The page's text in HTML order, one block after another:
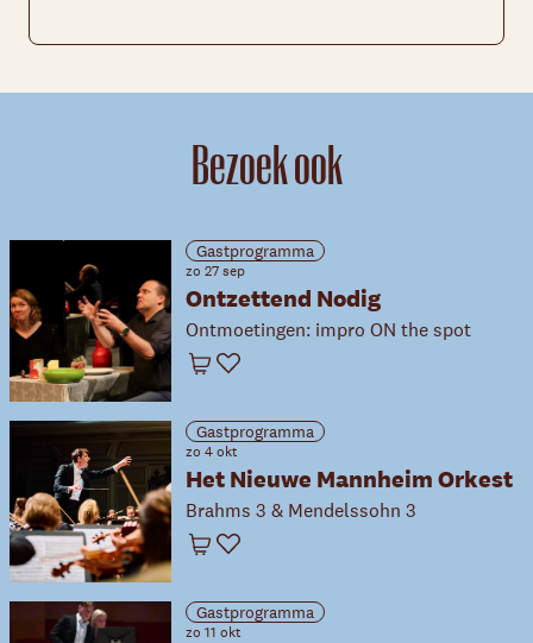
Bezoek ook
Gastprogramma
zo 27 sep
Ontzettend Nodig
Ontmoetingen: impro ON the spot
Winkelwagen
Favoriet
Gastprogramma
zo 4 okt
Het Nieuwe Mannheim Orkest
Brahms 3 & Mendelssohn 3
Winkelwagen
Favoriet
Gastprogramma
zo 11 okt